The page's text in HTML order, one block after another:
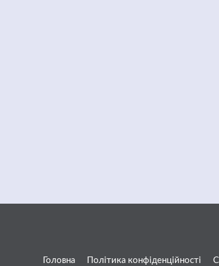
Головна Політика конфіденційності